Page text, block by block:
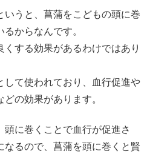
いうと、菖蒲をこどもの頭に巻
からなんです。
くする効果があるわけではあり
して使われており、血行促進や
の効果があります。
頭に巻くことで血行が促進さ
なるので、菖蒲を頭に巻くと賢